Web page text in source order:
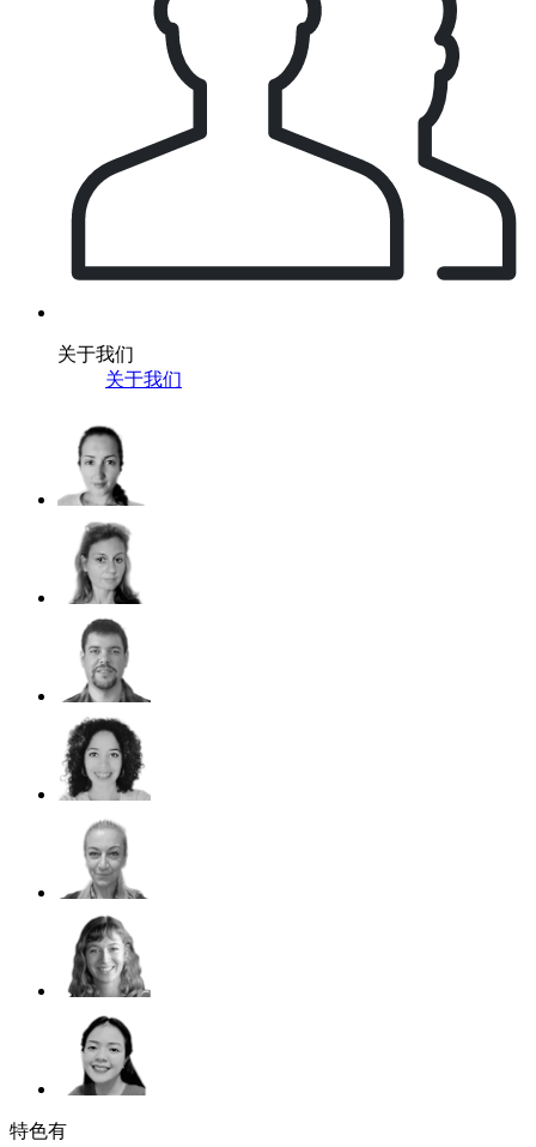
关于我们
关于我们
特色有